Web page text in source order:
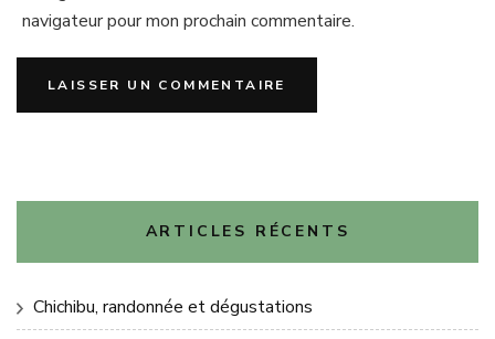
navigateur pour mon prochain commentaire.
ARTICLES RÉCENTS
Chichibu, randonnée et dégustations